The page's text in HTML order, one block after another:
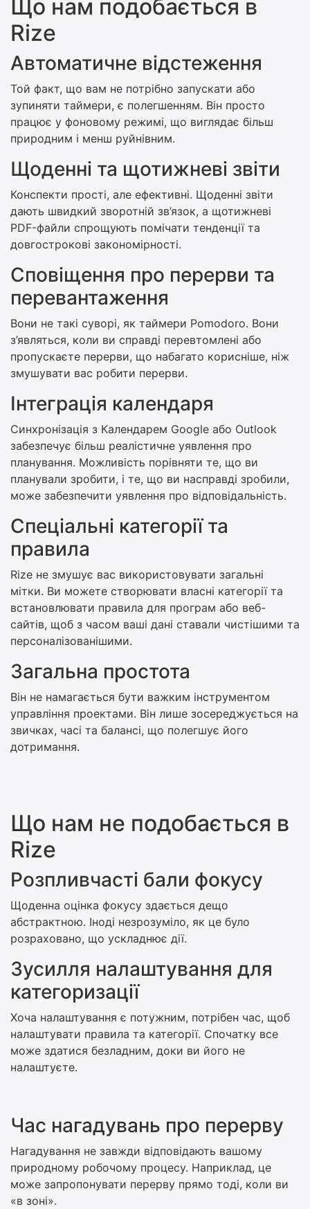
Що нам подобається в
Rize
Автоматичне відстеження
Той факт, що вам не потрібно запускати або
зупиняти таймери, є полегшенням. Він просто
працює у фоновому режимі, що виглядає більш
природним і менш руйнівним.
Щоденні та щотижневі звіти
Конспекти прості, але ефективні. Щоденні звіти
дають швидкий зворотній зв’язок, а щотижневі
PDF-файли спрощують помічати тенденції та
довгострокові закономірності.
Сповіщення про перерви та
перевантаження
Вони не такі суворі, як таймери Pomodoro. Вони
з’являться, коли ви справді перевтомлені або
пропускаєте перерви, що набагато корисніше, ніж
змушувати вас робити перерви.
Інтеграція календаря
Синхронізація з Календарем Google або Outlook
забезпечує більш реалістичне уявлення про
планування. Можливість порівняти те, що ви
планували зробити, і те, що ви насправді зробили,
може забезпечити уявлення про відповідальність.
Спеціальні категорії та
правила
Rize не змушує вас використовувати загальні
мітки. Ви можете створювати власні категорії та
встановлювати правила для програм або веб-
сайтів, щоб з часом ваші дані ставали чистішими та
персоналізованішими.
Загальна простота
Він не намагається бути важким інструментом
управління проектами. Він лише зосереджується на
звичках, часі та балансі, що полегшує його
дотримання.
Що нам не подобається в
Rize
Розпливчасті бали фокусу
Щоденна оцінка фокусу здається дещо
абстрактною. Іноді незрозуміло, як це було
розраховано, що ускладнює дії.
Зусилля налаштування для
категоризації
Хоча налаштування є потужним, потрібен час, щоб
налаштувати правила та категорії. Спочатку все
може здатися безладним, доки ви його не
налаштуєте.
Час нагадувань про перерву
Нагадування не завжди відповідають вашому
природному робочому процесу. Наприклад, це
може запропонувати перерву прямо тоді, коли ви
«в зоні».